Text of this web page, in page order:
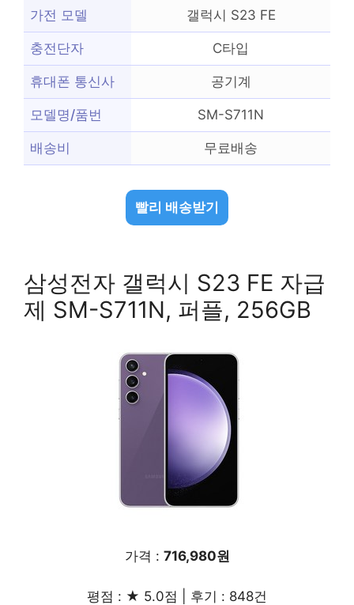
가전 모델 갤럭시 S23 FE
충전단자 C타입
휴대폰 통신사 공기계
모델명/품번 SM-S711N
배송비 무료배송
빨리 배송받기
삼성전자 갤럭시 S23 FE 자급
제 SM-S711N, 퍼플, 256GB
가격 : 716,980원
평점 : ★ 5.0점 | 후기 : 848건